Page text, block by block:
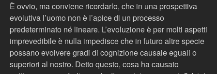
È ovvio, ma conviene ricordarlo, che in una prospettiva
evolutiva l’uomo non è l’apice di un processo
predeterminato né lineare. L’evoluzione è per molti aspetti
imprevedibile è nulla impedisce che in futuro altre specie
possano evolvere gradi di cognizione causale eguali o
superiori al nostro. Detto questo, cosa ha causato